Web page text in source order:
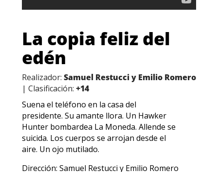
La copia feliz del
edén
Realizador: Samuel Restucci y Emilio Romero
| Clasificación: +14
Suena el teléfono en la casa del
presidente. Su amante llora. Un Hawker
Hunter bombardea La Moneda. Allende se
suicida. Los cuerpos se arrojan desde el
aire. Un ojo mutilado.
Dirección: Samuel Restucci y Emilio Romero